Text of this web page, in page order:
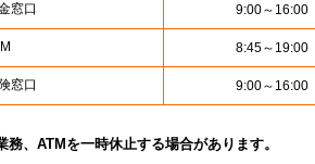
窓口 9:00～16:00
8:45～19:00
窓口 9:00～16:00
、ATMを一時休止する場合があります。